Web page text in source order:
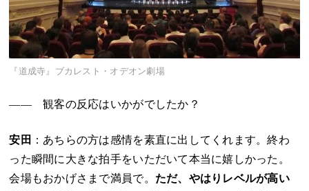
『道成寺』ブカレスト・オデオン劇場
―― 観客の反応はいかがでしたか？
安田 ：あちらの方は感情を素直に出してくれます。終わ
った瞬間に大きな拍手をいただいて本当に嬉しかった。
会場もおかげさまで満員で。 ただ、やはりレベルが高い